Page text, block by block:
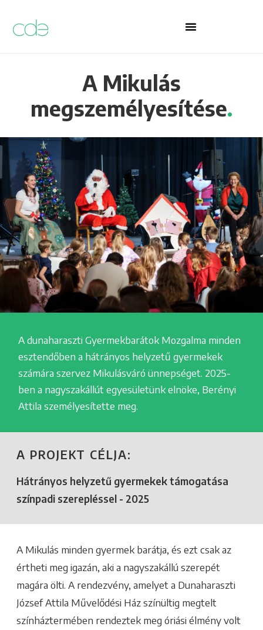
A Mikulás
megszemélyesítése.
A dunaharaszti Gyermekbarátok Mozgalma minden
esztendőben a hátrányos helyzetű gyermekek
számára szervez Mikulásváró ünnepséget. 2025-
ben a nagyszakállút egyesületünk elnöke, Berényi
Attila személyesítette meg.
A PROJEKT CÉLJA:
Hátrányos helyzetű gyermekek támogatása
színpadi szerepléssel - 2025
A Mikulás minden gyermek barátja, és ezt csak az
értheti meg igazán, aki a nagyszakállú szerepét
magára ölti. A rendezvény, amelyet a Dunaharaszti
József Attila Művelődési Ház színültig megtelt
színháztermében rendeztek meg óriási élmény volt